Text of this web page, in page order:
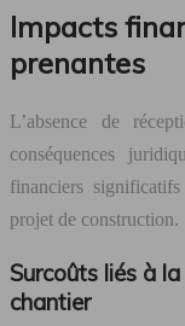
Impacts
prenantes
L’absence de
conséquences
financiers
projet de construction.
Surcoûts liés à
chantier